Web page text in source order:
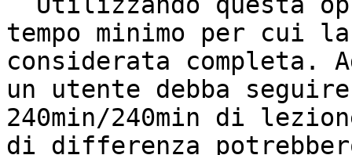
tempo minimo per cui
considerata completa.
un utente debba
240min/240min di
di differenza